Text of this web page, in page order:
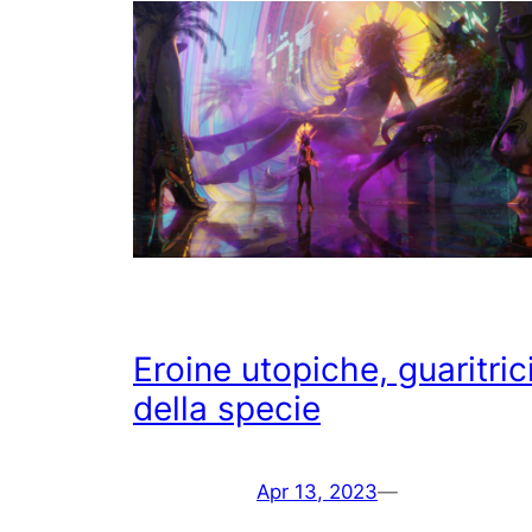
Eroine utopiche,
della specie
Apr 13, 2023—